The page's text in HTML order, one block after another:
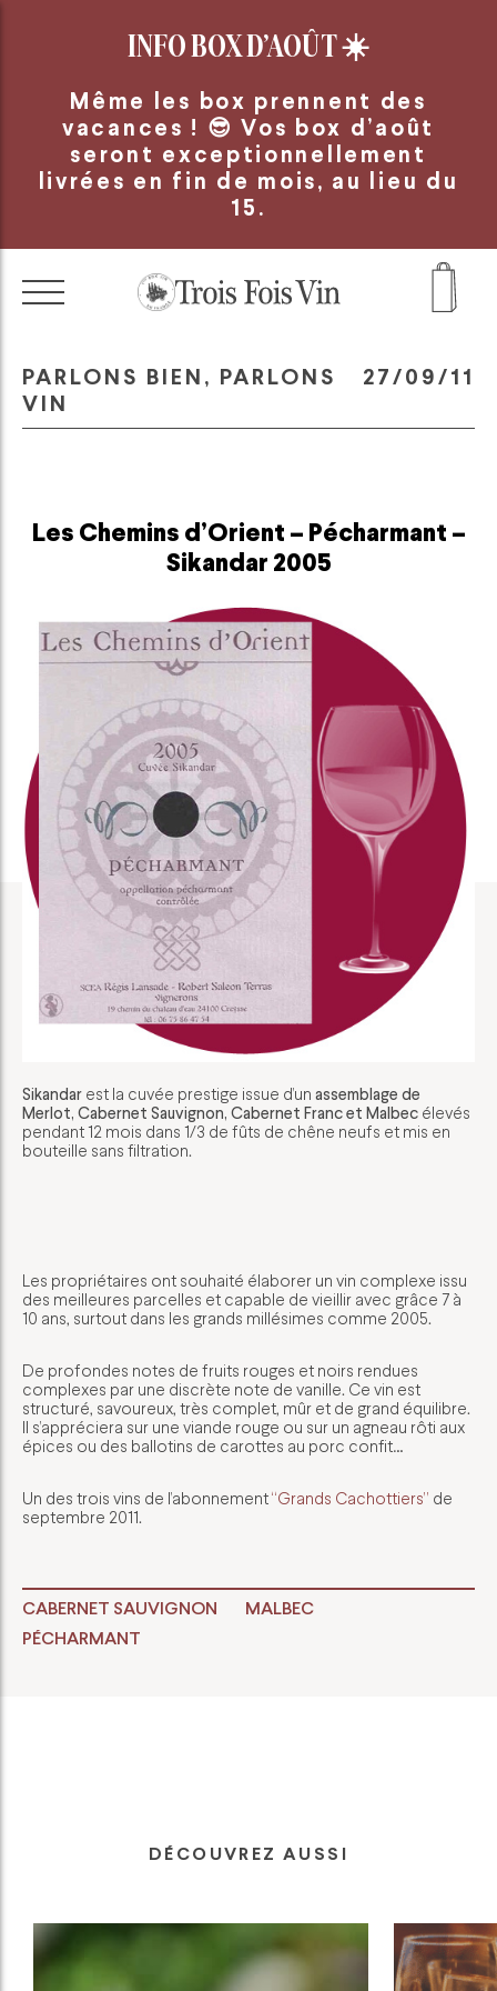
INFO BOX D’AOÛT☀️
Même les box prennent des
vacances ! 😎 Vos box d’août
seront exceptionnellement
livrées en fin de mois, au lieu du
15.
PARLONS BIEN, PARLONS
VIN
27/09/11
Les Chemins d’Orient – Pécharmant –
Sikandar 2005
Sikandar est la cuvée prestige issue d’un assemblage de
Merlot, Cabernet Sauvignon, Cabernet Franc et Malbec élevés
pendant 12 mois dans 1/3 de fûts de chêne neufs et mis en
bouteille sans filtration.
Les propriétaires ont souhaité élaborer un vin complexe issu
des meilleures parcelles et capable de vieillir avec grâce 7 à
10 ans, surtout dans les grands millésimes comme 2005.
De profondes notes de fruits rouges et noirs rendues
complexes par une discrète note de vanille. Ce vin est
structuré, savoureux, très complet, mûr et de grand équilibre.
Il s’appréciera sur une viande rouge ou sur un agneau rôti aux
épices ou des ballotins de carottes au porc confit…
Un des trois vins de l’abonnement“Grands Cachottiers” de
septembre 2011.
CABERNET SAUVIGNON
MALBEC
PÉCHARMANT
DÉCOUVREZ AUSSI